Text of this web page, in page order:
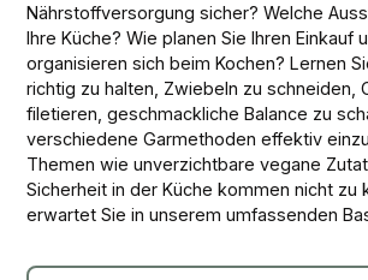
Nährstoffversorgung sicher? Welche
Ihre Küche? Wie planen Sie Ihren Einkauf
organisieren sich beim Kochen? Lernen
richtig zu halten, Zwiebeln zu schneiden,
filetieren, geschmackliche Balance zu
verschiedene Garmethoden effektiv
Themen wie unverzichtbare vegane
Sicherheit in der Küche kommen nicht zu
erwartet Sie in unserem umfassenden